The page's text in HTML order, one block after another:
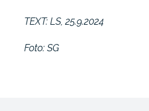
TEXT: LS, 25.9.2024
Foto: SG